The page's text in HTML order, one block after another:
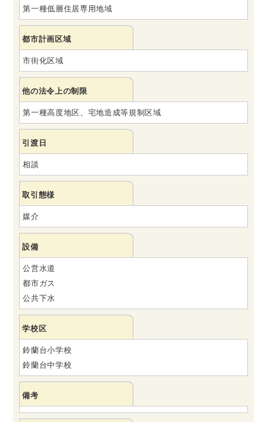
第一種低層住居専用地域
都市計画区域
市街化区域
他の法令上の制限
第一種高度地区、宅地造成等規制区域
引渡日
相談
取引態様
媒介
設備
公営水道
都市ガス
公共下水
学校区
鈴蘭台小学校
鈴蘭台中学校
備考